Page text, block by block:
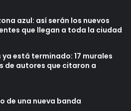
azul: así serán los nuevos
que llegan a toda la ciudad
ya está terminado: 17 murales
de autores que citaron a
de una nueva banda